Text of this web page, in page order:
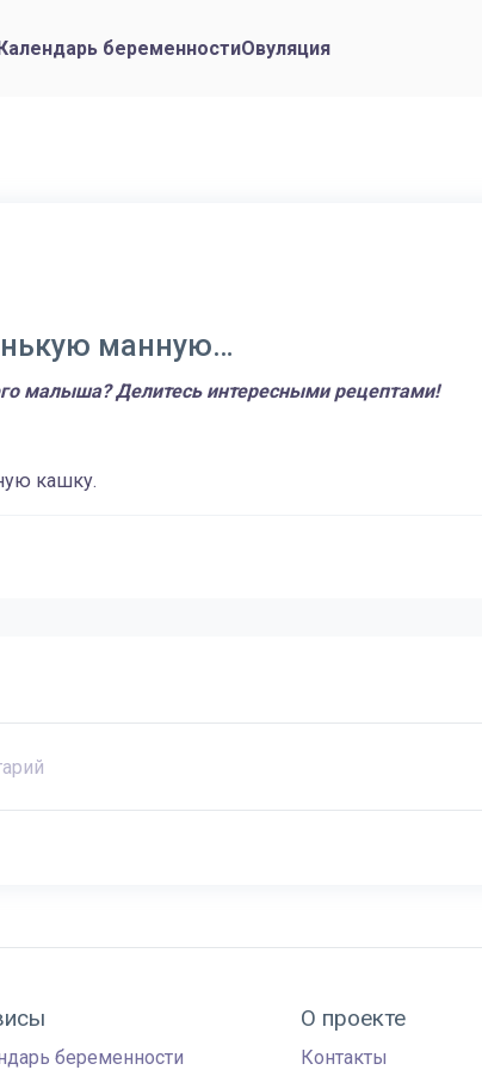
беременностиОвуляция
манную…
малыша? Делитесь интересными рецептами!
кашку.
беременности
О проекте
Контакты